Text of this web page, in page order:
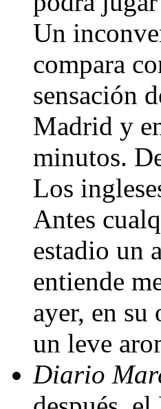
Un
compara
sensación
Madrid y
minutos.
Los
Antes
estadio un
entiende
ayer, en su
un leve
Diario